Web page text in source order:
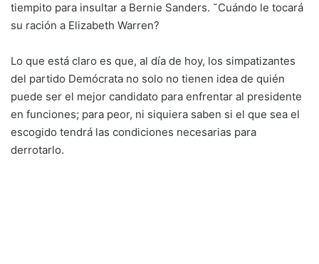
tiempito para insultar a Bernie Sanders. ˘Cuándo le tocará
su ración a Elizabeth Warren?
Lo que está claro es que, al día de hoy, los simpatizantes
del partido Demócrata no solo no tienen idea de quién
puede ser el mejor candidato para enfrentar al presidente
en funciones; para peor, ni siquiera saben si el que sea el
escogido tendrá las condiciones necesarias para
derrotarlo.